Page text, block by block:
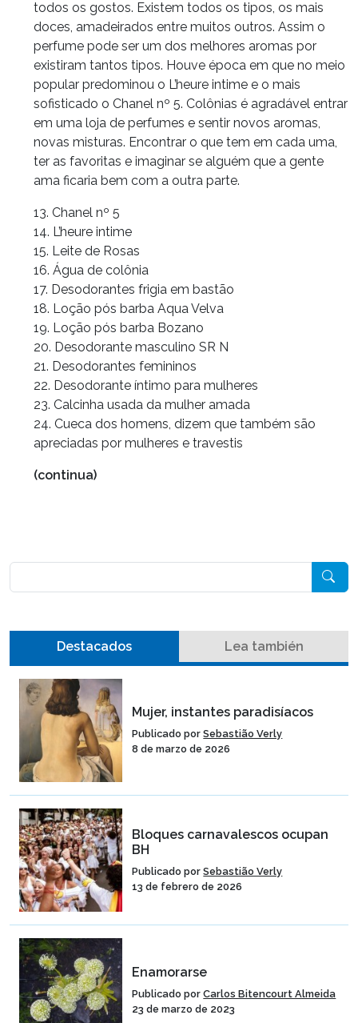
todos os gostos. Existem todos os tipos, os mais
doces, amadeirados entre muitos outros. Assim o
perfume pode ser um dos melhores aromas por
existiram tantos tipos. Houve época em que no meio
popular predominou o L’heure intime e o mais
sofisticado o Chanel nº 5. Colônias é agradável entrar
em uma loja de perfumes e sentir novos aromas,
novas misturas. Encontrar o que tem em cada uma,
ter as favoritas e imaginar se alguém que a gente
ama ficaria bem com a outra parte.
13. Chanel nº 5
14. L’heure intime
15. Leite de Rosas
16. Água de colônia
17. Desodorantes frigia em bastão
18. Loção pós barba Aqua Velva
19. Loção pós barba Bozano
20. Desodorante masculino SR N
21. Desodorantes femininos
22. Desodorante íntimo para mulheres
23. Calcinha usada da mulher amada
24. Cueca dos homens, dizem que também são
apreciadas por mulheres e travestis
(continua)
Destacados Lea también
Mujer, instantes paradisíacos
Publicado porSebastião Verly
8 de marzo de 2026
Bloques carnavalescos ocupan
BH
Publicado porSebastião Verly
13 de febrero de 2026
Enamorarse
Publicado porCarlos Bitencourt Almeida
23 de marzo de 2023